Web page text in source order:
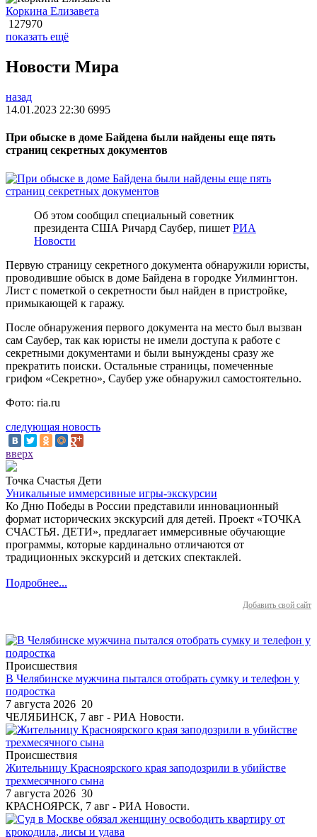
Коркина Елизавета
127970
показать ещё
Новости Мира
назад
14.01.2023 22:30 6995
При обыске в доме Байдена были найдены еще пять
страниц секретных документов
Об этом сообщил специальный советник
президента США Ричард Саубер, пишет РИА
Новости
Первую страницу секретного документа обнаружили юристы,
проводившие обыск в доме Байдена в городке Уилмингтон.
Лист с пометкой о секретности был найден в пристройке,
примыкающей к гаражу.
После обнаружения первого документа на место был вызван
сам Саубер, так как юристы не имели доступа к работе с
секретными документами и были вынуждены сразу же
прекратить поиски. Остальные страницы, помеченные
грифом «Секретно», Саубер уже обнаружил самостоятельно.
Фото: ria.ru
следующая новость
вверх
Точка Счастья Дети
Уникальные иммерсивные игры-экскурсии
Ко Дню Победы в России представили инновационный
формат исторических экскурсий для детей. Проект «ТОЧКА
СЧАСТЬЯ. ДЕТИ», предлагает иммерсивные обучающие
программы, которые кардинально отличаются от
традиционных экскурсий и детских спектаклей.
Подробнее...
Добавить свой сайт
Происшествия
В Челябинске мужчина пытался отобрать сумку и телефон у
подростка
7 августа 2026 20
ЧЕЛЯБИНСК, 7 авг - РИА Новости.
Происшествия
Жительницу Красноярского края заподозрили в убийстве
трехмесячного сына
7 августа 2026 30
КРАСНОЯРСК, 7 авг - РИА Новости.